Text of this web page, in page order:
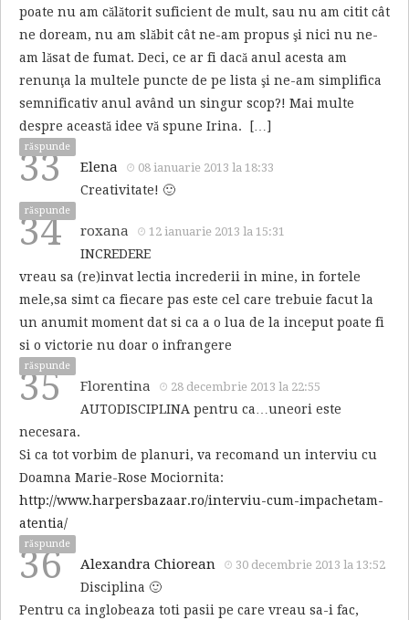
poate nu am călătorit suficient de mult, sau nu am citit cât
ne doream, nu am slăbit cât ne-am propus şi nici nu ne-
am lăsat de fumat. Deci, ce ar fi dacă anul acesta am
renunţa la multele puncte de pe lista şi ne-am simplifica
semnificativ anul având un singur scop?! Mai multe
despre această idee vă spune Irina. […]
răspunde
33 Elena 08 ianuarie 2013 la 18:33
Creativitate! 🙂
răspunde
34 roxana 12 ianuarie 2013 la 15:31
INCREDERE
vreau sa (re)invat lectia increderii in mine, in fortele
mele,sa simt ca fiecare pas este cel care trebuie facut la
un anumit moment dat si ca a o lua de la inceput poate fi
si o victorie nu doar o infrangere
răspunde
35 Florentina 28 decembrie 2013 la 22:55
AUTODISCIPLINA pentru ca…uneori este
necesara.
Si ca tot vorbim de planuri, va recomand un interviu cu
Doamna Marie-Rose Mociornita:
http://www.harpersbazaar.ro/interviu-cum-impachetam-
atentia/
răspunde
36 Alexandra Chiorean 30 decembrie 2013 la 13:52
Disciplina 🙂
Pentru ca inglobeaza toti pasii pe care vreau sa-i fac,